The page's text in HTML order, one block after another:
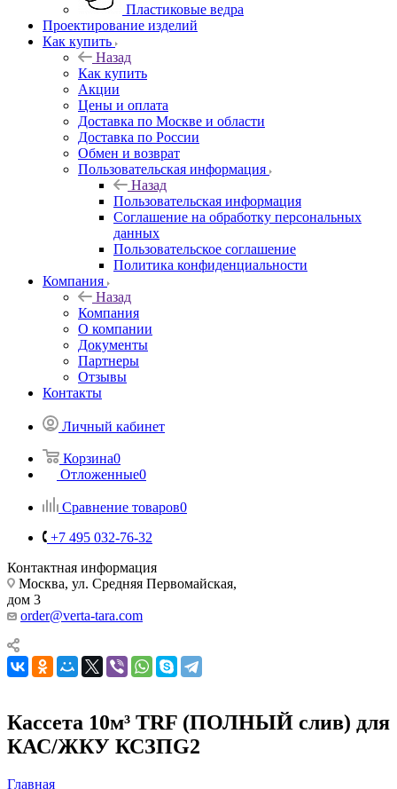
Пластиковые ведра
Проектирование изделий
Как купить
Назад
Как купить
Акции
Цены и оплата
Доставка по Москве и области
Доставка по России
Обмен и возврат
Пользовательская информация
Назад
Пользовательская информация
Соглашение на обработку персональных
данных
Пользовательское соглашение
Политика конфиденциальности
Компания
Назад
Компания
О компании
Документы
Партнеры
Отзывы
Контакты
Личный кабинет
Корзина0
Отложенные0
Сравнение товаров0
+7 495 032-76-32
Контактная информация
Москва, ул. Средняя Первомайская,
дом 3
order@verta-tara.com
Кассета 10м³ TRF (ПОЛНЫЙ слив) для
КАС/ЖКУ КСЗПG2
Главная